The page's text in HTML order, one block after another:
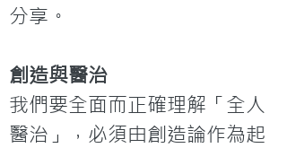
分享。
創造與醫治
我們要全面而正確理解「全人
醫治」，必須由創造論作為起